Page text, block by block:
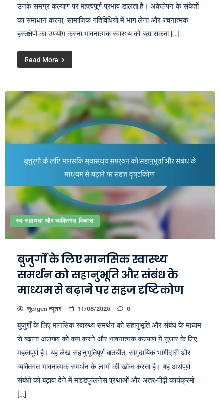
उनके समग्र कल्याण पर महत्वपूर्ण प्रभाव डालता है। अकेलेपन के संकेतों
का समाधान करना, सामाजिक गतिविधियों में भाग लेना और रचनात्मक
हस्तक्षेपों का उपयोग करना भावनात्मक स्वास्थ्य को बढ़ा सकता […]
Read More
स्व-सहायता और व्यक्तिगत विकास
बुजुर्गों के लिए मानसिक स्वास्थ्य
समर्थन को सहानुभूति और संबंध के
माध्यम से बढ़ाने पर सहज दृष्टिकोण
जूergen म्यूलर 11/08/2025 0
बुजुर्गों के लिए मानसिक स्वास्थ्य समर्थन को सहानुभूति और संबंध के माध्यम
से बढ़ाना अलगाव को कम करने और भावनात्मक कल्याण में सुधार के लिए
महत्वपूर्ण है। यह लेख सहानुभूतिपूर्ण बातचीत, सामुदायिक भागीदारी और
व्यक्तिगत भावनात्मक समर्थन के लाभों की खोज करता है। यह अर्थपूर्ण
संबंधों को बढ़ावा देने में माइंडफुलनेस प्रथाओं और अंतर-पीढ़ी कार्यक्रमों
[…]